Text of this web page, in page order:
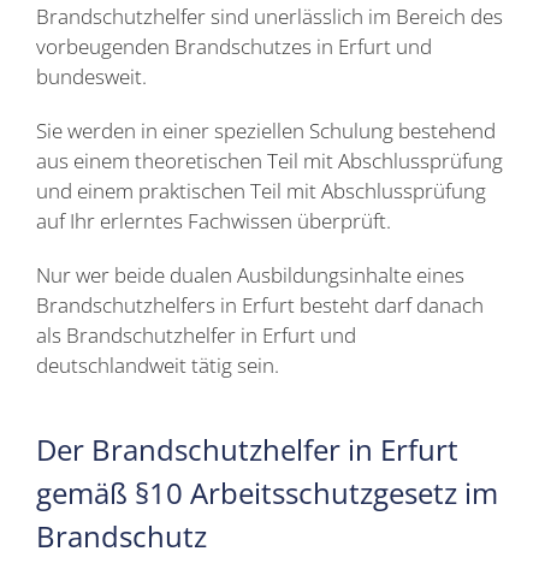
Brandschutzhelfer sind unerlässlich im Bereich des
vorbeugenden Brandschutzes in Erfurt und
bundesweit.
Sie werden in einer speziellen Schulung bestehend
aus einem theoretischen Teil mit Abschlussprüfung
und einem praktischen Teil mit Abschlussprüfung
auf Ihr erlerntes Fachwissen überprüft.
Nur wer beide dualen Ausbildungsinhalte eines
Brandschutzhelfers in Erfurt besteht darf danach
als Brandschutzhelfer in Erfurt und
deutschlandweit tätig sein.
Der Brandschutzhelfer in Erfurt
gemäß §10 Arbeitsschutzgesetz im
Brandschutz